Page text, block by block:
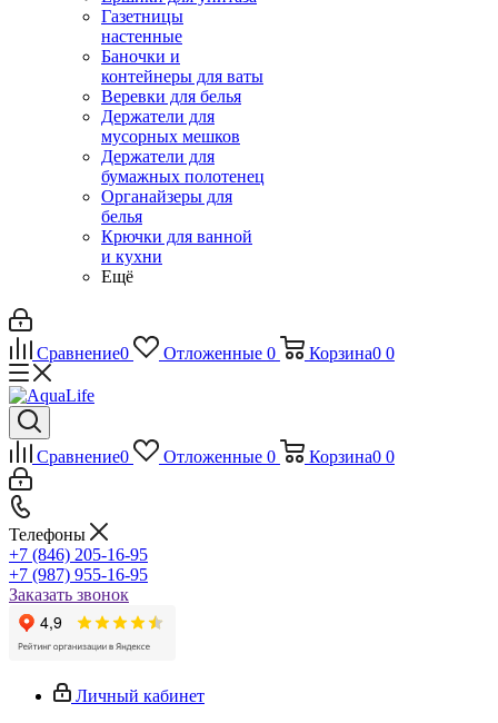
Газетницы
настенные
Баночки и
контейнеры для ваты
Веревки для белья
Держатели для
мусорных мешков
Держатели для
бумажных полотенец
Органайзеры для
белья
Крючки для ванной
и кухни
Ещё
Сравнение0 Отложенные 0 Корзина0 0
Сравнение0 Отложенные 0 Корзина0 0
Телефоны
+7 (846) 205-16-95
+7 (987) 955-16-95
Заказать звонок
Личный кабинет